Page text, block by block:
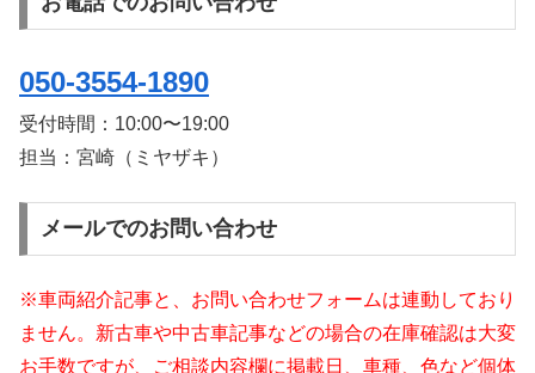
050-3554-1890
受付時間： 10:00〜19:00
担当：宮崎（ミヤザキ）
メールでのお問い合わせ
※車両紹介記事と、お問い合わせフォームは連動しており
ません。新古車や中古車記事などの場合の在庫確認は大変
お手数ですが、ご相談内容欄に掲載日、車種、色など個体